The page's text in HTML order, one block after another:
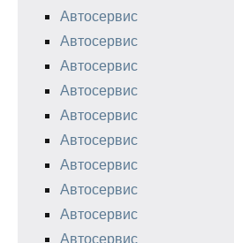
Автосервис
Автосервис
Автосервис
Автосервис
Автосервис
Автосервис
Автосервис
Автосервис
Автосервис
Автосервис